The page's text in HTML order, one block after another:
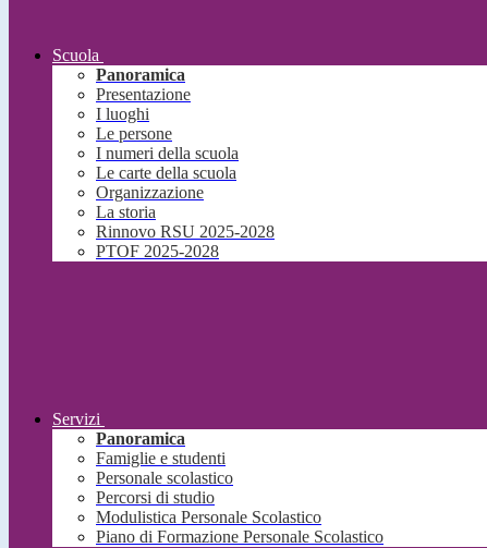
Scuola
Panoramica
Presentazione
I luoghi
Le persone
I numeri della scuola
Le carte della scuola
Organizzazione
La storia
Rinnovo RSU 2025-2028
PTOF 2025-2028
Servizi
Panoramica
Famiglie e studenti
Personale scolastico
Percorsi di studio
Modulistica Personale Scolastico
Piano di Formazione Personale Scolastico